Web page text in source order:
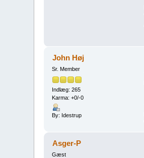
John Høj
Sr. Member
Indlæg: 265
Karma: +0/-0
By: Idestrup
Asger-P
Gæst